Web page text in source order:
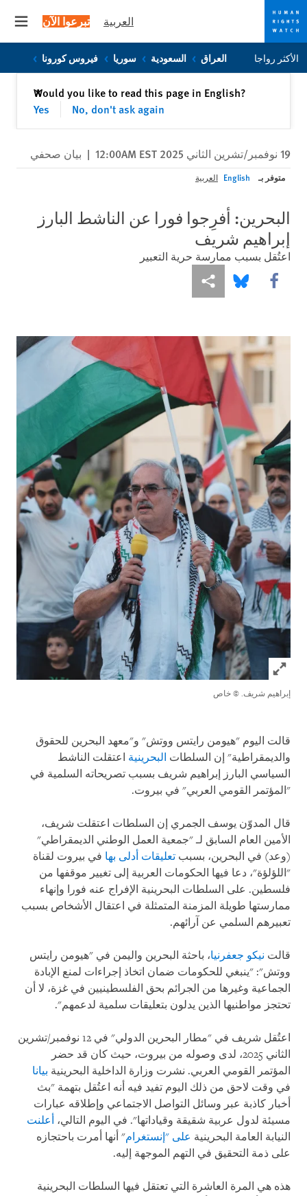
Skip
to
Skip
to
العربية تبرعوا الآن
الأكثر رواجا العراق السعودية سوريا فيروس كورونا
Would you like to read this page in English?
Yes
No, don't ask again
✕إغلاق
19 نوفمبر/تشرين الثاني 2025 12:00AM EST | بيان صحفي
متوفر بـ English العربية
البحرين: أفرِجوا فورا عن الناشط البارز
إبراهيم شريف
اعتُقل بسبب ممارسة حرية التعبير
Share this via Facebook
Share this via Bluesky
Share this via مشاركة
Click to expand Image
إبراهيم شريف. © خاص
قالت اليوم "هيومن رايتس ووتش" و"معهد البحرين للحقوق
والديمقراطية" إن السلطات البحرينية اعتقلت الناشط
السياسي البارز إبراهيم شريف بسبب تصريحاته السلمية في
"المؤتمر القومي العربي" في بيروت.
قال المدوّن يوسف الجمري إن السلطات اعتقلت شريف،
الأمين العام السابق لـ "جمعية العمل الوطني الديمقراطي"
(وعد) في البحرين، بسبب تعليقات أدلى بها في بيروت لقناة
"اللؤلؤة"، دعا فيها الحكومات العربية إلى تغيير موقفها من
فلسطين. على السلطات البحرينية الإفراج عنه فورا وإنهاء
ممارستها طويلة المزمنة المتمثلة في اعتقال الأشخاص بسبب
تعبيرهم السلمي عن آرائهم.
قالت نيكو جعفرنيا، باحثة البحرين واليمن في "هيومن رايتس
ووتش": "ينبغي للحكومات ضمان اتخاذ إجراءات لمنع الإبادة
الجماعية وغيرها من الجرائم بحق الفلسطينيين في غزة، لا أن
تحتجز مواطنيها الذين يدلون بتعليقات سلمية لدعمهم".
اعتُقل شريف في "مطار البحرين الدولي" في 12 نوفمبر/تشرين
الثاني 2025، لدى وصوله من بيروت، حيث كان قد حضر
المؤتمر القومي العربي. نشرت وزارة الداخلية البحرينية بيانا
في وقت لاحق من ذلك اليوم تفيد فيه أنه اعتُقل بتهمة "بث
أخبار كاذبة عبر وسائل التواصل الاجتماعي وإطلاقه عبارات
مسيئة لدول عربية شقيقة وقياداتها". في اليوم التالي، أعلنت
النيابة العامة البحرينية على "إنستغرام" أنها أمرت باحتجازه
على ذمة التحقيق في التهم الموجهة إليه.
هذه هي المرة العاشرة التي تعتقل فيها السلطات البحرينية